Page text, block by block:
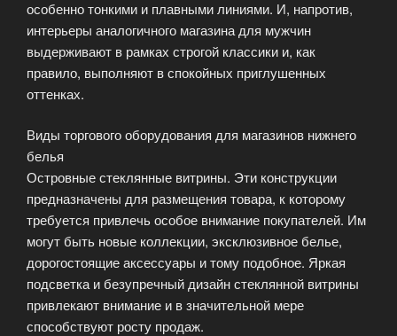
особенно тонкими и плавными линиями. И, напротив,
интерьеры аналогичного магазина для мужчин
выдерживают в рамках строгой классики и, как
правило, выполняют в спокойных приглушенных
оттенках.
Виды торгового оборудования для магазинов нижнего
белья
Островные стеклянные витрины. Эти конструкции
предназначены для размещения товара, к которому
требуется привлечь особое внимание покупателей. Им
могут быть новые коллекции, эксклюзивное белье,
дорогостоящие аксессуары и тому подобное. Яркая
подсветка и безупречный дизайн стеклянной витрины
привлекают внимание и в значительной мере
способствуют росту продаж.